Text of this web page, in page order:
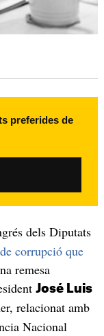
preferides de
dels Diputats
corrupció que
remesa
José Luis
relacionat amb
Nacional